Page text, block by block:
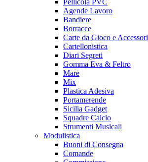
Pellicola PVC
Agende Lavoro
Bandiere
Borracce
Carte da Gioco e Accessori
Cartellonistica
Diari Segreti
Gomma Eva & Feltro
Mare
Mix
Plastica Adesiva
Portamerende
Sicilia Gadget
Squadre Calcio
Strumenti Musicali
Modulistica
Buoni di Consegna
Comande